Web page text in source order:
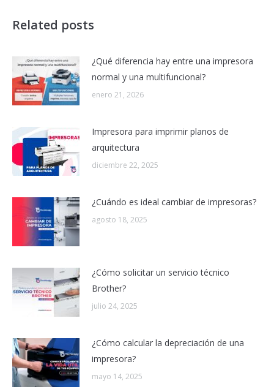
Related posts
¿Qué diferencia hay entre una impresora
normal y una multifuncional?
enero 21, 2026
Impresora para imprimir planos de
arquitectura
diciembre 22, 2025
¿Cuándo es ideal cambiar de impresoras?
agosto 18, 2025
¿Cómo solicitar un servicio técnico
Brother?
julio 24, 2025
¿Cómo calcular la depreciación de una
impresora?
mayo 14, 2025